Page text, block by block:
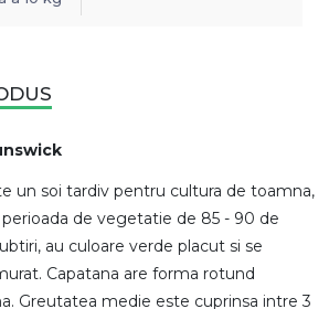
un soi tardiv pentru cultura de toamna,
de vegetatie de 85 - 90 de
au culoare verde placut si se
Capatana are forma rotund
Greutatea medie este cuprinsa intre 3